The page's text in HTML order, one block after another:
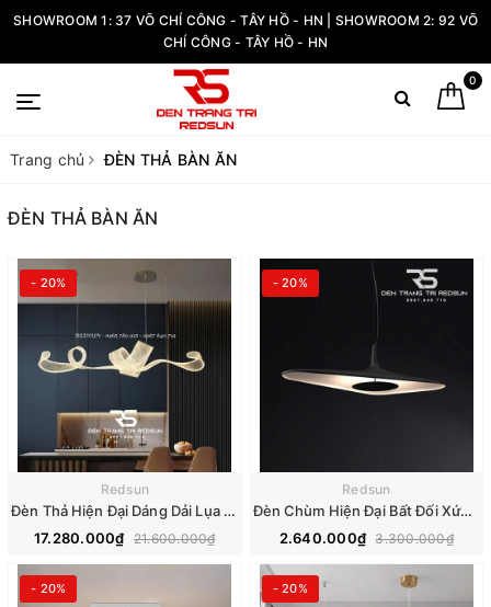
SHOWROOM 1: 37 VÕ CHÍ CÔNG - TÂY HỒ - HN | SHOWROOM 2: 92 VÕ
CHÍ CÔNG - TÂY HỒ - HN
0
Trang chủ ĐÈN THẢ BÀN ĂN
ĐÈN THẢ BÀN ĂN
- 20%
Redsun
Đèn Thả Hiện Đại Dáng Dải Lụa Acrylic Kiểu Mới Phong Cách Bắc Âu DC-T104
17.280.000₫ 21.600.000₫
- 20%
Redsun
Đèn Chùm Hiện Đại Bất Đối Xứng Phong Cách Bắc Âu DC-1041
2.640.000₫ 3.300.000₫
- 20% - 20%